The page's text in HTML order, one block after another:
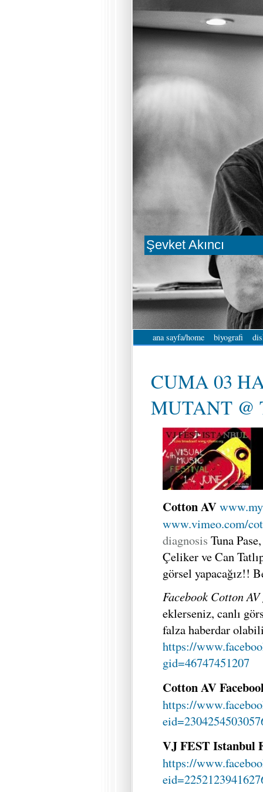
Şevket Akıncı
ana sayfa/home biyografi
CUMA 03
MUTANT @
Cotton AV
www.vimeo.com/
diagnosis Tuna
Çeliker ve Can
görsel yapacağız!!
Facebook Cotton
eklerseniz, canlı
falza haberdar
https://
gid=46747451207
Cotton AV
https://
VJ FEST Istanbul
https://